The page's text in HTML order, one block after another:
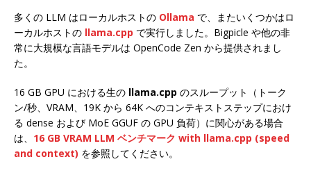
多くの LLM はローカルホストの Ollama で、またいくつかはロ
ーカルホストの llama.cpp で実行しました。Bigpicle や他の非
常に大規模な言語モデルは OpenCode Zen から提供されまし
た。
16 GB GPU における生の llama.cpp のスループット（トーク
ン/秒、VRAM、19K から 64K へのコンテキストステップにおけ
る dense および MoE GGUF の GPU 負荷）に関心がある場合
は、 16 GB VRAM LLM ベンチマーク with llama.cpp (speed
and context) を参照してください。